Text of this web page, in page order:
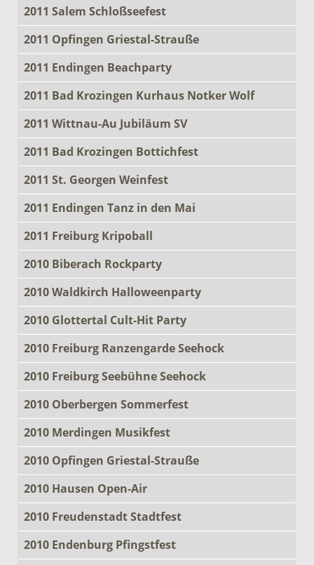
2011 Salem Schloßseefest
2011 Opfingen Griestal-Strauße
2011 Endingen Beachparty
2011 Bad Krozingen Kurhaus Notker Wolf
2011 Wittnau-Au Jubiläum SV
2011 Bad Krozingen Bottichfest
2011 St. Georgen Weinfest
2011 Endingen Tanz in den Mai
2011 Freiburg Kripoball
2010 Biberach Rockparty
2010 Waldkirch Halloweenparty
2010 Glottertal Cult-Hit Party
2010 Freiburg Ranzengarde Seehock
2010 Freiburg Seebühne Seehock
2010 Oberbergen Sommerfest
2010 Merdingen Musikfest
2010 Opfingen Griestal-Strauße
2010 Hausen Open-Air
2010 Freudenstadt Stadtfest
2010 Endenburg Pfingstfest